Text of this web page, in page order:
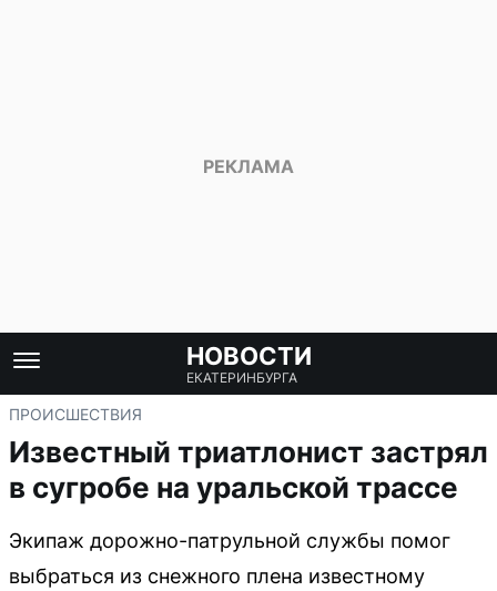
НОВОСТИ
ЕКАТЕРИНБУРГА
ПРОИСШЕСТВИЯ
Известный триатлонист застрял
в сугробе на уральской трассе
Экипаж дорожно-патрульной службы помог
выбраться из снежного плена известному